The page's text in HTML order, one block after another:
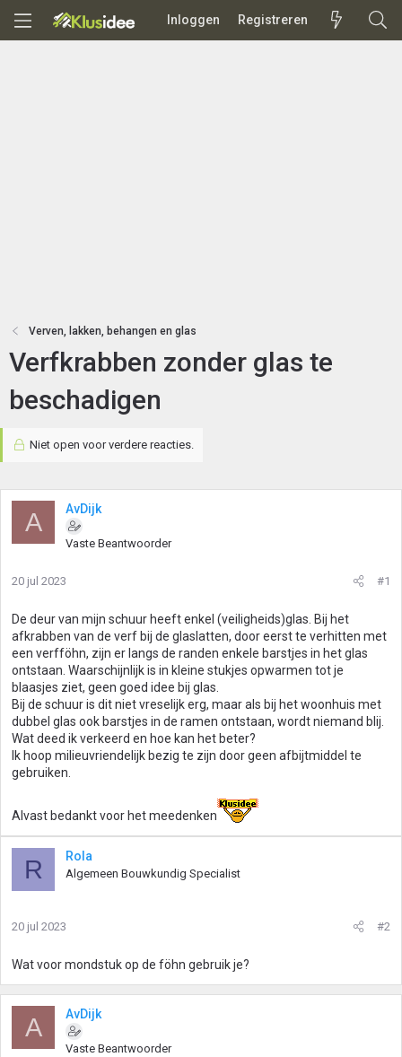
Inloggen Registreren
Verven, lakken, behangen en glas
Verfkrabben zonder glas te
beschadigen
Niet open voor verdere reacties.
A AvDijk
Vaste Beantwoorder
20 jul 2023 #1
De deur van mijn schuur heeft enkel (veiligheids)glas. Bij het
afkrabben van de verf bij de glaslatten, door eerst te verhitten met
een verfföhn, zijn er langs de randen enkele barstjes in het glas
ontstaan. Waarschijnlijk is in kleine stukjes opwarmen tot je
blaasjes ziet, geen goed idee bij glas.
Bij de schuur is dit niet vreselijk erg, maar als bij het woonhuis met
dubbel glas ook barstjes in de ramen ontstaan, wordt niemand blij.
Wat deed ik verkeerd en hoe kan het beter?
Ik hoop milieuvriendelijk bezig te zijn door geen afbijtmiddel te
gebruiken.
Alvast bedankt voor het meedenken
R Rola
Algemeen Bouwkundig Specialist
20 jul 2023 #2
Wat voor mondstuk op de föhn gebruik je?
A AvDijk
Vaste Beantwoorder